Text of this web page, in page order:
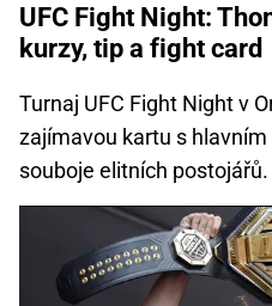
UFC Fight Night:
kurzy, tip a fight card
Turnaj UFC Fight Night v
zajímavou kartu s
souboje elitních